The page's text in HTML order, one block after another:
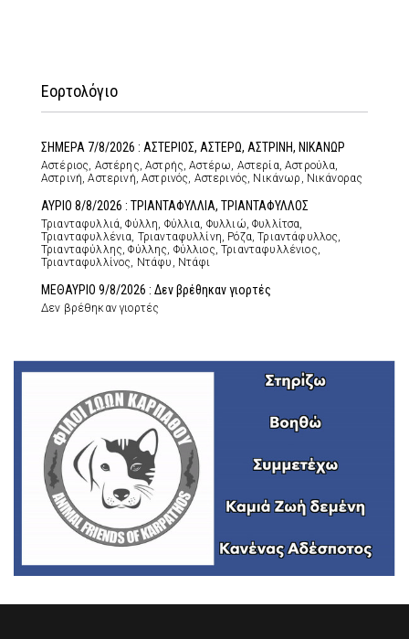
Εορτολόγιο
ΣΗΜΕΡΑ 7/8/2026 : ΑΣΤΕΡΙΟΣ, ΑΣΤΕΡΩ, ΑΣΤΡΙΝΗ, ΝΙΚΑΝΩΡ
Αστέριος, Αστέρης, Αστρής, Αστέρω, Αστερία, Αστρούλα,
Αστρινή, Αστερινή, Αστρινός, Αστερινός, Νικάνωρ, Νικάνορας
ΑΥΡΙΟ 8/8/2026 : ΤΡΙΑΝΤΑΦΥΛΛΙΑ, ΤΡΙΑΝΤΑΦΥΛΛΟΣ
Τριανταφυλλιά, Φύλλη, Φύλλια, Φυλλιώ, Φυλλίτσα,
Τριανταφυλλένια, Τριανταφυλλίνη, Ρόζα, Τριαντάφυλλος,
Τριανταφύλλης, Φύλλης, Φύλλιος, Τριανταφυλλένιος,
Τριανταφυλλίνος, Ντάφυ, Ντάφι
ΜΕΘΑΥΡΙΟ 9/8/2026 : Δεν βρέθηκαν γιορτές
Δεν βρέθηκαν γιορτές